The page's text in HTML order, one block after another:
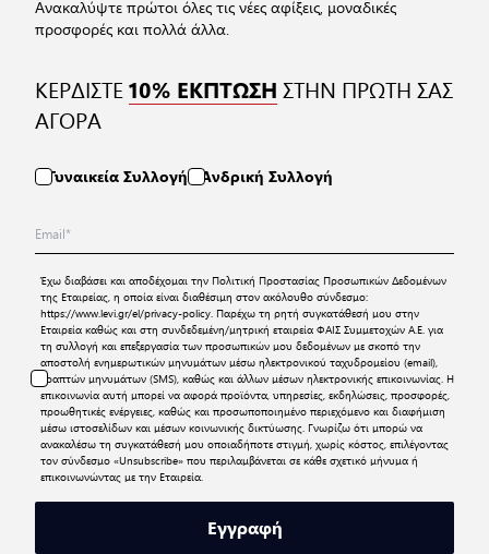
Ανακαλύψτε πρώτοι όλες τις νέες αφίξεις, μοναδικές
προσφορές και πολλά άλλα.
ΚΕΡΔΙΣΤΕ10% ΕΚΠΤΩΣΗ ΣΤΗΝ ΠΡΩΤΗ ΣΑΣ
ΑΓΟΡΑ
Γυναικεία Συλλογή Ανδρική Συλλογή
Έχω διαβάσει και αποδέχομαι την Πολιτική Προστασίας Προσωπικών Δεδομένων
της Εταιρείας, η οποία είναι διαθέσιμη στον ακόλουθο σύνδεσμο:
https://www.levi.gr/el/privacy-policy. Παρέχω τη ρητή συγκατάθεσή μου στην
Εταιρεία καθώς και στη συνδεδεμένη/μητρική εταιρεία ΦΑΙΣ Συμμετοχών Α.Ε. για
τη συλλογή και επεξεργασία των προσωπικών μου δεδομένων με σκοπό την
αποστολή ενημερωτικών μηνυμάτων μέσω ηλεκτρονικού ταχυδρομείου (email),
γραπτών μηνυμάτων (SMS), καθώς και άλλων μέσων ηλεκτρονικής επικοινωνίας. Η
επικοινωνία αυτή μπορεί να αφορά προϊόντα, υπηρεσίες, εκδηλώσεις, προσφορές,
προωθητικές ενέργειες, καθώς και προσωποποιημένο περιεχόμενο και διαφήμιση
μέσω ιστοσελίδων και μέσων κοινωνικής δικτύωσης. Γνωρίζω ότι μπορώ να
ανακαλέσω τη συγκατάθεσή μου οποιαδήποτε στιγμή, χωρίς κόστος, επιλέγοντας
τον σύνδεσμο «Unsubscribe» που περιλαμβάνεται σε κάθε σχετικό μήνυμα ή
επικοινωνώντας με την Εταιρεία.
Εγγραφή